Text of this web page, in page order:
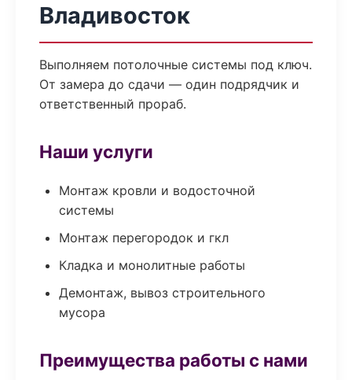
Владивосток
Выполняем потолочные системы под ключ.
От замера до сдачи — один подрядчик и
ответственный прораб.
Наши услуги
Монтаж кровли и водосточной
системы
Монтаж перегородок и гкл
Кладка и монолитные работы
Демонтаж, вывоз строительного
мусора
Преимущества работы с нами